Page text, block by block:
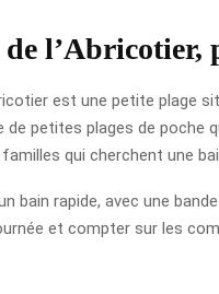
l’Abricotier,
est une petite plage
de petites plages de poche
qui cherchent une
bain rapide, avec une
et compter sur les